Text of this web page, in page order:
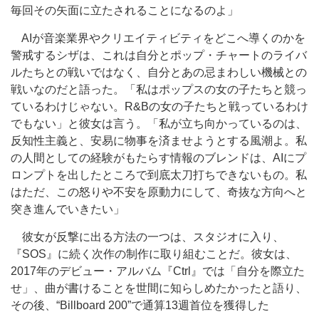
毎回その矢面に立たされることになるのよ」
AIが音楽業界やクリエイティビティをどこへ導くのかを
警戒するシザは、これは自分とポップ・チャートのライバ
ルたちとの戦いではなく、自分とあの忌まわしい機械との
戦いなのだと語った。「私はポップスの女の子たちと競っ
ているわけじゃない。R&Bの女の子たちと戦っているわけ
でもない」と彼女は言う。「私が立ち向かっているのは、
反知性主義と、安易に物事を済ませようとする風潮よ。私
の人間としての経験がもたらす情報のブレンドは、AIにプ
ロンプトを出したところで到底太刀打ちできないもの。私
はただ、この怒りや不安を原動力にして、奇抜な方向へと
突き進んでいきたい」
彼女が反撃に出る方法の一つは、スタジオに入り、
『SOS』に続く次作の制作に取り組むことだ。彼女は、
2017年のデビュー・アルバム『Ctrl』では「自分を際立た
せ」、曲が書けることを世間に知らしめたかったと語り、
その後、“Billboard 200”で通算13週首位を獲得した